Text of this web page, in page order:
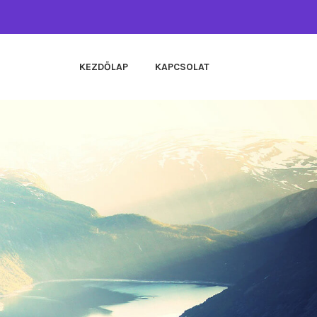
KEZDŐLAP KAPCSOLAT